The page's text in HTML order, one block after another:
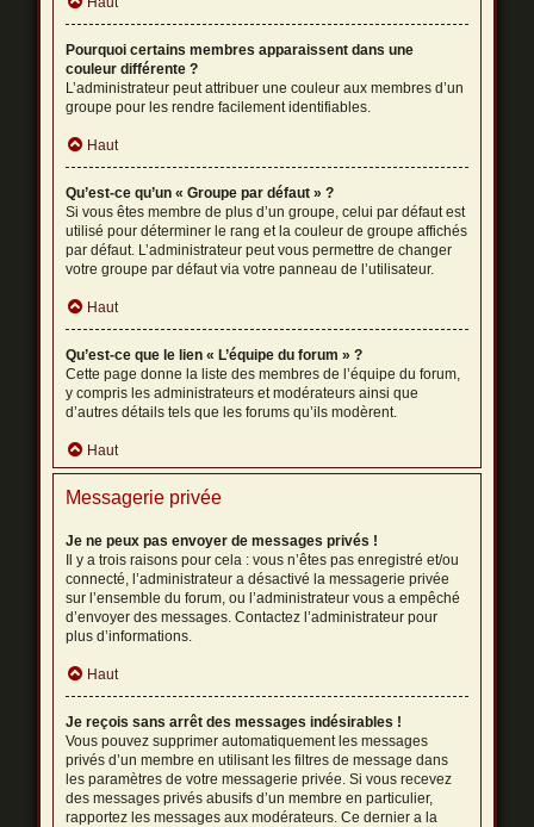
Pourquoi certains membres apparaissent dans une
couleur différente ?
L’administrateur peut attribuer une couleur aux membres d’un
groupe pour les rendre facilement identifiables.
Haut
Qu’est-ce qu’un « Groupe par défaut » ?
Si vous êtes membre de plus d’un groupe, celui par défaut est
utilisé pour déterminer le rang et la couleur de groupe affichés
par défaut. L’administrateur peut vous permettre de changer
votre groupe par défaut via votre panneau de l’utilisateur.
Haut
Qu’est-ce que le lien « L’équipe du forum » ?
Cette page donne la liste des membres de l’équipe du forum,
y compris les administrateurs et modérateurs ainsi que
d’autres détails tels que les forums qu’ils modèrent.
Haut
Messagerie privée
Je ne peux pas envoyer de messages privés !
Il y a trois raisons pour cela : vous n’êtes pas enregistré et/ou
connecté, l’administrateur a désactivé la messagerie privée
sur l’ensemble du forum, ou l’administrateur vous a empêché
d’envoyer des messages. Contactez l’administrateur pour
plus d’informations.
Haut
Je reçois sans arrêt des messages indésirables !
Vous pouvez supprimer automatiquement les messages
privés d’un membre en utilisant les filtres de message dans
les paramètres de votre messagerie privée. Si vous recevez
des messages privés abusifs d’un membre en particulier,
rapportez les messages aux modérateurs. Ce dernier a la